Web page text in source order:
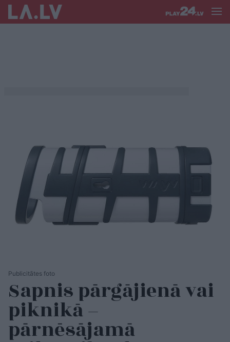
Publicitātes foto
Sapnis pārgājienā vai
piknikā –
pārnēsājamā